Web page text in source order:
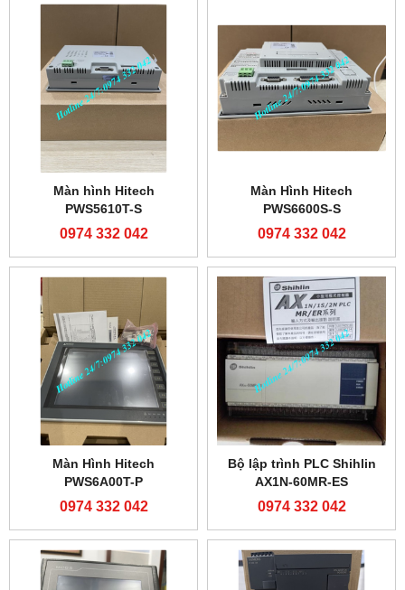
Màn hình Hitech
PWS5610T-S
0974 332 042
Màn Hình Hitech
PWS6600S-S
0974 332 042
Màn Hình Hitech
PWS6A00T-P
0974 332 042
Bộ lập trình PLC Shihlin
AX1N-60MR-ES
0974 332 042